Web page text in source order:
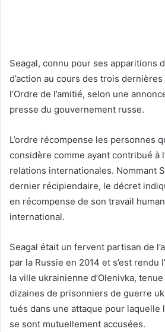
Seagal, connu pour ses apparitions
d’action au cours des trois
l’Ordre de l’amitié, selon une
presse du gouvernement russe.
L’ordre récompense les personnes
considère comme ayant contribué à
relations internationales. Nommant
dernier récipiendaire, le décret
en récompense de son travail
international.
Seagal était un fervent partisan de
par la Russie en 2014 et s’est rendu
la ville ukrainienne d’Olenivka,
dizaines de prisonniers de guerre
tués dans une attaque pour laquelle
se sont mutuellement accusées.